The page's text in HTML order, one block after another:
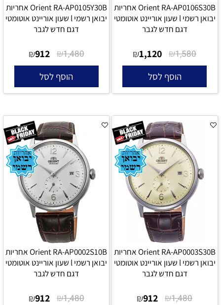
Orient RA-AP0106S30B אחריות
יבואן רשמי l שעון אוריינט אוטומטי
דגם חדש לגבר
₪1,580
₪1,120
הוסף לסל
Orient RA-AP0105Y30B אחריות
יבואן רשמי l שעון אוריינט אוטומטי
דגם חדש לגבר
₪1,480
₪912
הוסף לסל
Orient RA-AP0003S30B אחריות
יבואן רשמי l שעון אוריינט אוטומטי
דגם חדש לגבר
₪1,480
₪912
Orient RA-AP0002S10B אחריות
יבואן רשמי l שעון אוריינט אוטומטי
דגם חדש לגבר
₪1,480
₪912